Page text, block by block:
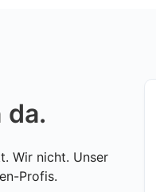
Wir nicht. Unser
Profis.